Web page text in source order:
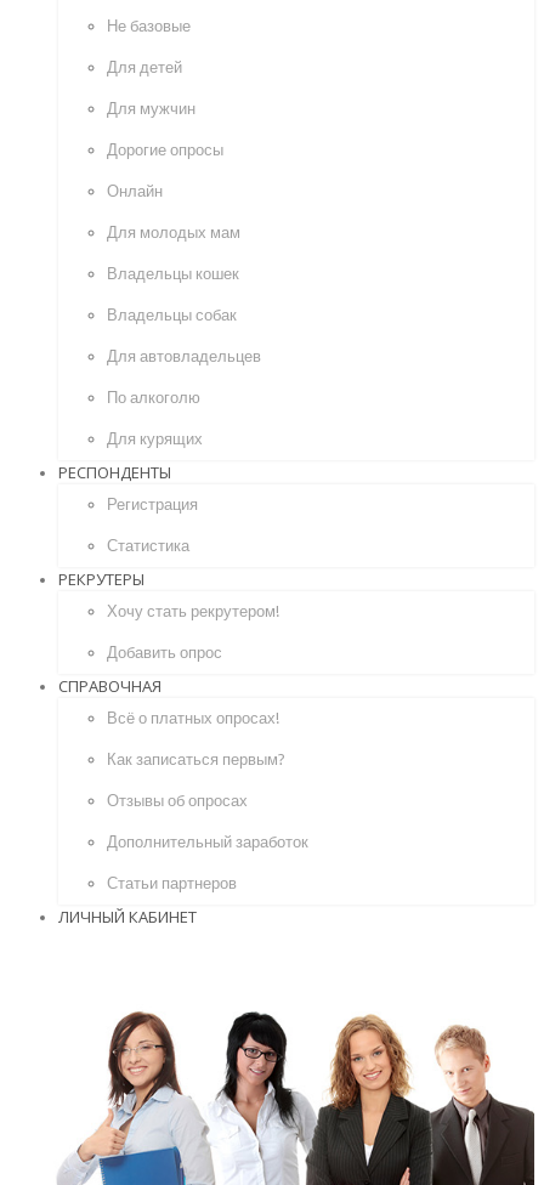
Не базовые
Для детей
Для мужчин
Дорогие опросы
Онлайн
Для молодых мам
Владельцы кошек
Владельцы собак
Для автовладельцев
По алкоголю
Для курящих
РЕСПОНДЕНТЫ
Регистрация
Статистика
РЕКРУТЕРЫ
Хочу стать рекрутером!
Добавить опрос
СПРАВОЧНАЯ
Всё о платных опросах!
Как записаться первым?
Отзывы об опросах
Дополнительный заработок
Статьи партнеров
ЛИЧНЫЙ КАБИНЕТ